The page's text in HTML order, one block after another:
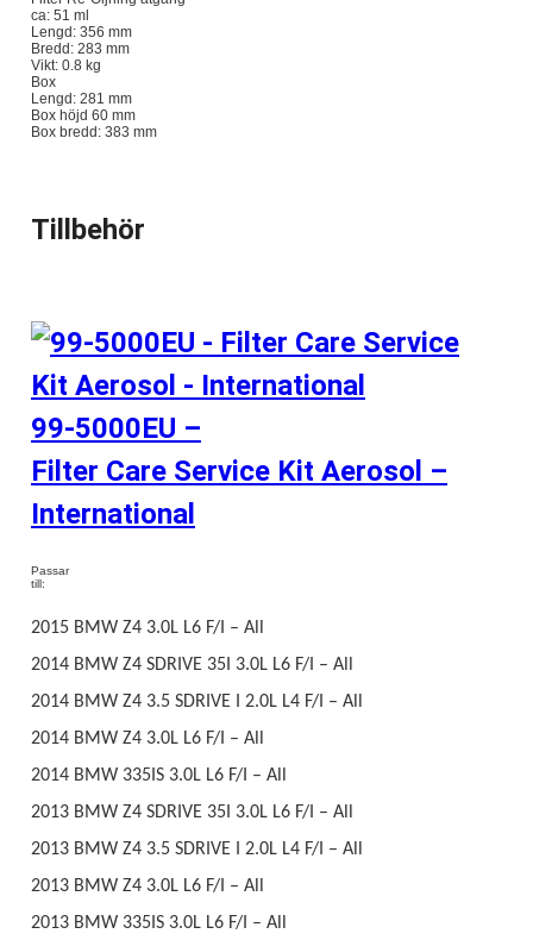
ca: 51 ml
Lengd: 356 mm
Bredd: 283 mm
Vikt: 0.8 kg
Box
Lengd: 281 mm
Box höjd 60 mm
Box bredd: 383 mm
Tillbehör
99-5000EU –
Filter Care Service Kit Aerosol –
International
Passar
till:
2015 BMW Z4 3.0L L6 F/I – All
2014 BMW Z4 SDRIVE 35I 3.0L L6 F/I – All
2014 BMW Z4 3.5 SDRIVE I 2.0L L4 F/I – All
2014 BMW Z4 3.0L L6 F/I – All
2014 BMW 335IS 3.0L L6 F/I – All
2013 BMW Z4 SDRIVE 35I 3.0L L6 F/I – All
2013 BMW Z4 3.5 SDRIVE I 2.0L L4 F/I – All
2013 BMW Z4 3.0L L6 F/I – All
2013 BMW 335IS 3.0L L6 F/I – All